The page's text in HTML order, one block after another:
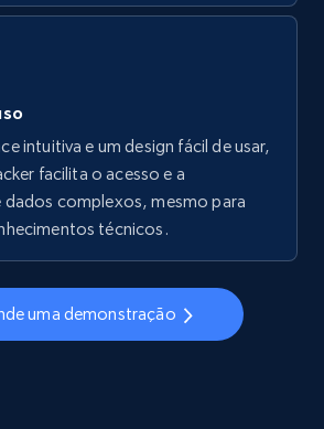
Sku, Currency, Gtin,
urls, Top reviews, and
- Collects products by
Sku, Currency, Gtin,
urls, Top reviews, and
intuitiva e um design fácil de usar,
facilita o acesso e a
complexos, mesmo para
técnicos.
uma demonstração